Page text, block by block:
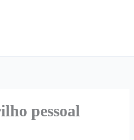
pessoal